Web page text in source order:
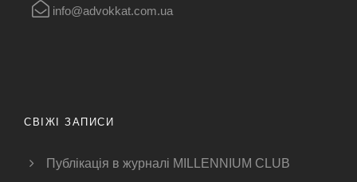
info@advokkat.com.ua
СВІЖІ ЗАПИСИ
Публікація в журналі MILLENNIUM CLUB